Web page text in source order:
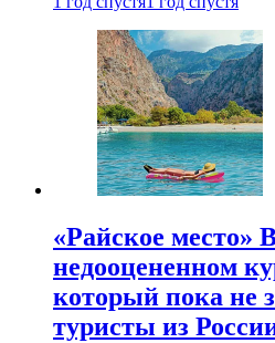
«Райское место»
недооцененном
который пока не
туристы из